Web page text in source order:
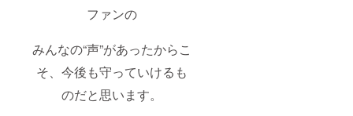
ファンの
みんなの“声”があったからこ
そ、今後も守っていけるも
のだと思います。